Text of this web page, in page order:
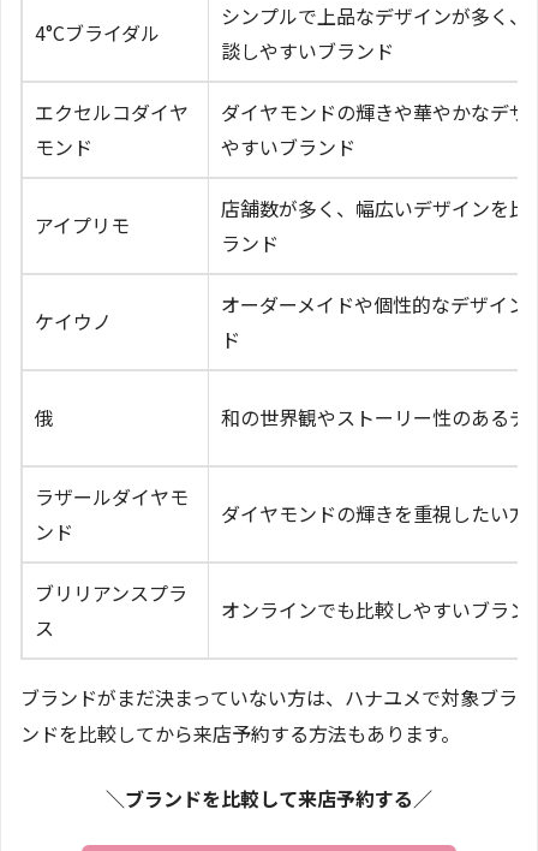
4°Cブライダル
シンプルで上品なデザインが多く、
談しやすいブランド
エクセルコダイヤ
モンド
ダイヤモンドの輝きや華やかなデザ
やすいブランド
アイプリモ
店舗数が多く、幅広いデザインを比
ランド
ケイウノ
オーダーメイドや個性的なデザイン
ド
俄 和の世界観やストーリー性のあるデ
ラザールダイヤモ
ンド
ダイヤモンドの輝きを重視したい方
ブリリアンスプラ
ス
オンラインでも比較しやすいブラン
ブランドがまだ決まっていない方は、ハナユメで対象ブラ
ンドを比較してから来店予約する方法もあります。
＼ブランドを比較して来店予約する／